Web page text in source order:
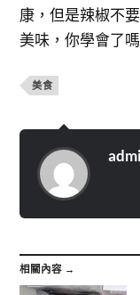
康，但是辣椒不
美味，你學會了
美食
相關內容 →